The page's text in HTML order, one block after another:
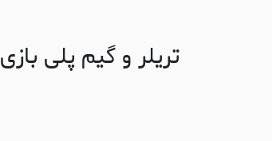
تریلر و گیم پلی بازی